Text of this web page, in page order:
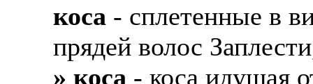
коса - сплетенные в
прядей волос
» коса - коса идущая